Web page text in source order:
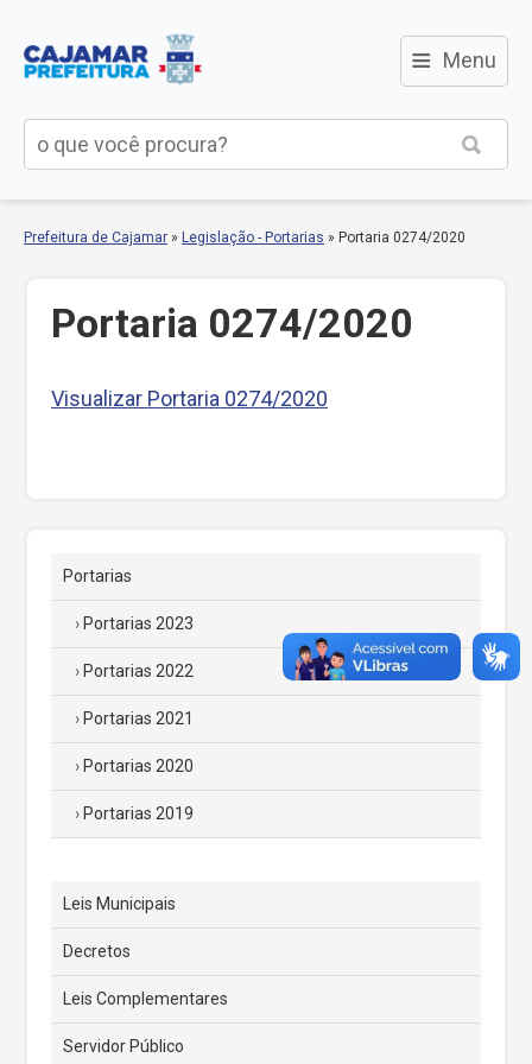
≡ Menu
Prefeitura de Cajamar » Legislação - Portarias » Portaria 0274/2020
Portaria 0274/2020
Visualizar Portaria 0274/2020
Portarias
Portarias 2023
Portarias 2022
Portarias 2021
Portarias 2020
Portarias 2019
Leis Municipais
Decretos
Leis Complementares
Servidor Público